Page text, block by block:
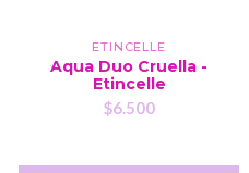
ETINCELLE
Aqua Duo Cruella -
Etincelle
$6.500